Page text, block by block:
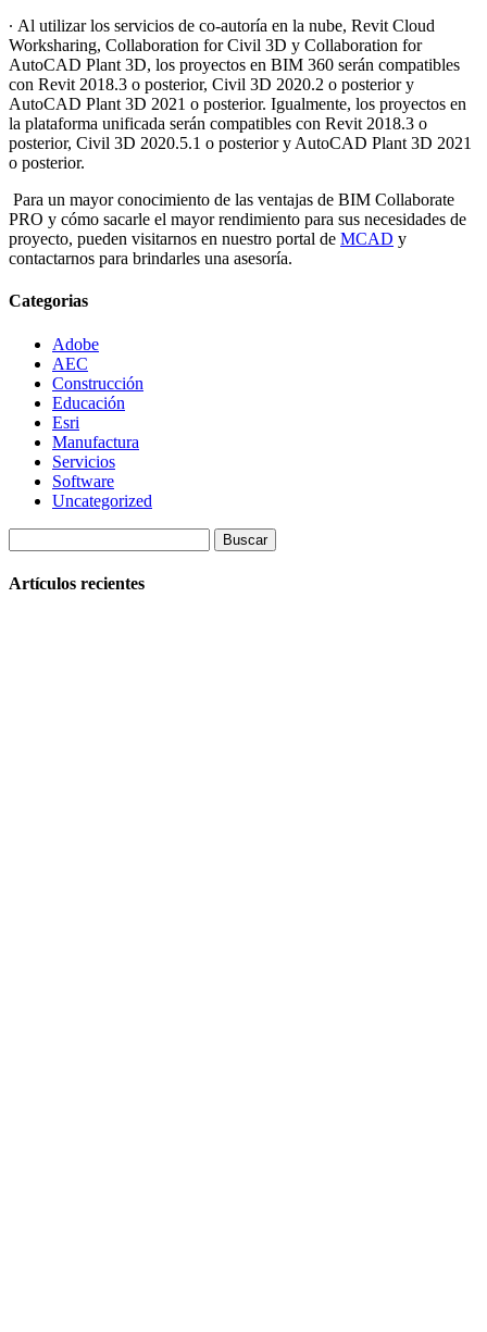
∙ Al utilizar los servicios de co-autoría en la nube, Revit Cloud
Worksharing, Collaboration for Civil 3D y Collaboration for
AutoCAD Plant 3D, los proyectos en BIM 360 serán compatibles
con Revit 2018.3 o posterior, Civil 3D 2020.2 o posterior y
AutoCAD Plant 3D 2021 o posterior. Igualmente, los proyectos en
la plataforma unificada serán compatibles con Revit 2018.3 o
posterior, Civil 3D 2020.5.1 o posterior y AutoCAD Plant 3D 2021
o posterior.
Para un mayor conocimiento de las ventajas de BIM Collaborate
PRO y cómo sacarle el mayor rendimiento para sus necesidades de
proyecto, pueden visitarnos en nuestro portal de MCAD y
contactarnos para brindarles una asesoría.
Categorias
Adobe
AEC
Construcción
Educación
Esri
Manufactura
Servicios
Software
Uncategorized
Artículos recientes